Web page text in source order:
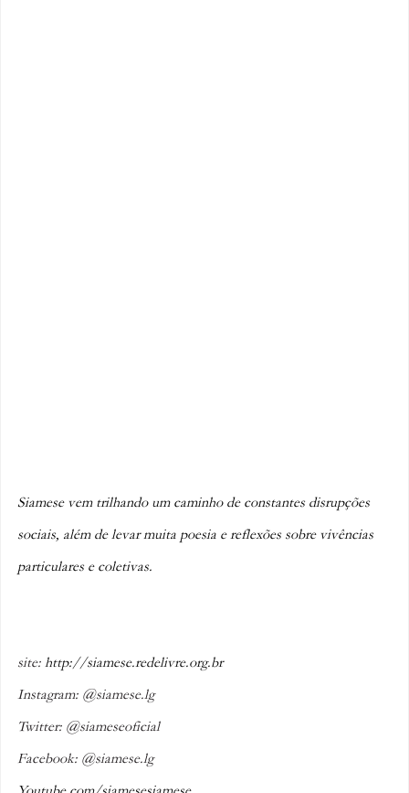
Siamese vem trilhando um caminho de constantes disrupções
sociais, além de levar muita poesia e reflexões sobre vivências
particulares e coletivas.
site: http://siamese.redelivre.org.br
Instagram: @siamese.lg
Twitter: @siameseoficial
Facebook: @siamese.lg